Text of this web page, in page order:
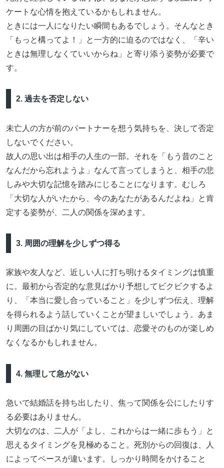
ケートな心情を抱えているかもしれません。
ときには一人になりたい瞬間もあるでしょう。そんなとき
「もっと構ってよ！」と一方的に迫るのではなく、「辛い
ときは無理しなくていいからね」と寄り添う姿勢が必要で
す。
2. 過去を否定しない
未亡人の方が前のパートナーを想う気持ちを、決して否定
しないでください。
故人の思い出は相手の人生の一部。それを「もう昔のこと
なんだから忘れようよ」なんて言ってしまうと、相手の悲
しみや大切な記憶を踏みにじることになります。むしろ
「大切な人がいたから、今のあなたがあるんだよね」と肯
定する姿勢が、二人の関係を深めます。
3. 周囲の理解を少しずつ得る
家族や友人など、近しい人に打ち明けるタイミングは慎重
に。最初から否定的な意見ばかり予想してビクビクするよ
り、「本当に愛し合っていること」を少しずつ伝え、理解
を得られるよう話していくことが望ましいでしょう。あま
り周囲の目ばかり気にしていては、恋愛そのものが楽しめ
なくなるかもしれません。
4. 無理して急がない
急いで結婚話を持ち出したり、焦って関係を公にしたりす
る必要はありません。
大切なのは、二人が「よし、これからは一緒に歩もう」と
思えるタイミングを見極めること。死別からの回復は、人
によってペースが違います。しっかり時間をかけること